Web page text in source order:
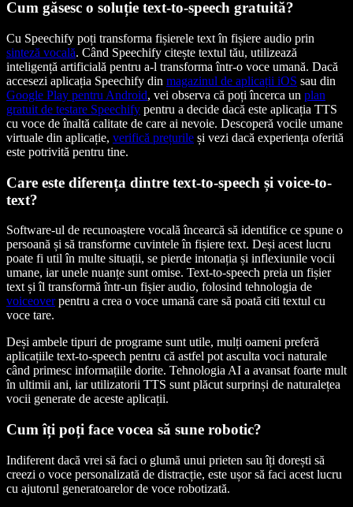
Cum găsesc o soluție text-to-speech gratuită?
Cu Speechify poți transforma fișierele text în fișiere audio prin
sinteză vocală. Când Speechify citește textul tău, utilizează
inteligență artificială pentru a-l transforma într-o voce umană. Dacă
accesezi aplicația Speechify din magazinul de aplicații iOS sau din
Google Play pentru Android, vei observa că poți încerca un plan
gratuit de testare Speechify pentru a decide dacă este aplicația TTS
cu voce de înaltă calitate de care ai nevoie. Descoperă vocile umane
virtuale din aplicație, verifică prețurile și vezi dacă experiența oferită
este potrivită pentru tine.
Care este diferența dintre text-to-speech și voice-to-
text?
Software-ul de recunoaștere vocală încearcă să identifice ce spune o
persoană și să transforme cuvintele în fișiere text. Deși acest lucru
poate fi util în multe situații, se pierde intonația și inflexiunile vocii
umane, iar unele nuanțe sunt omise. Text-to-speech preia un fișier
text și îl transformă într-un fișier audio, folosind tehnologia de
voiceoverpentru a crea o voce umană care să poată citi textul cu
voce tare.
Deși ambele tipuri de programe sunt utile, mulți oameni preferă
aplicațiile text-to-speech pentru că astfel pot asculta voci naturale
când primesc informațiile dorite. Tehnologia AI a avansat foarte mult
în ultimii ani, iar utilizatorii TTS sunt plăcut surprinși de naturalețea
vocii generate de aceste aplicații.
Cum îți poți face vocea să sune robotic?
Indiferent dacă vrei să faci o glumă unui prieten sau îți dorești să
creezi o voce personalizată de distracție, este ușor să faci acest lucru
cu ajutorul generatoarelor de voce robotizată.